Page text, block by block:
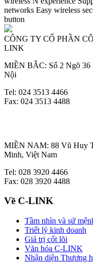
networks Easy wireless
button
CÔNG TY CỔ PHẦN
LINK
MIỀN BẮC: Số 2 Ngõ 36
Nội
Tel: 024 3513 4466
Fax: 024 3513 4488
MIỀN NAM: 88 Vũ Huy
Minh, Việt Nam
Tel: 028 3920 4466
Fax: 028 3920 4488
Về C-LINK
Tầm nhìn và sứ
Triết lý kinh doanh
Giá trị cốt lõi
Văn hóa C-LINK
Nhận diện Thương